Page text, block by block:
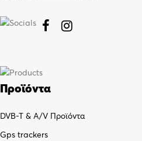
 
Προϊόντα
DVB-T & A/V Προϊόντα
Gps trackers